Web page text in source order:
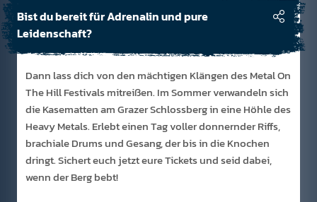
Bist du bereit für Adrenalin und pure
Leidenschaft?
Dann lass dich von den mächtigen Klängen des Metal On
The Hill Festivals mitreißen. Im Sommer verwandeln sich
die Kasematten am Grazer Schlossberg in eine Höhle des
Heavy Metals. Erlebt einen Tag voller donnernder Riffs,
brachiale Drums und Gesang, der bis in die Knochen
dringt. Sichert euch jetzt eure Tickets und seid dabei,
wenn der Berg bebt!